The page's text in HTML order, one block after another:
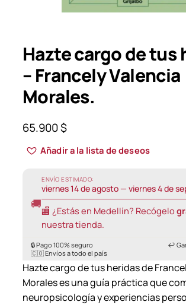
Hazte cargo de tus
– Francely Valencia
Morales.
65.900$
Añadir a la lista de deseos
🚚
ENVÍO ESTIMADO:
viernes 14 de agosto — viernes 4 de
🏬 ¿Estás en Medellín? Recógelo
nuestra tienda.
🔒 Pago 100% seguro
↩️
🇨🇴 Envíos a todo el país
Hazte cargo de tus heridas de
Morales es una guía práctica que
neuropsicología y experiencias